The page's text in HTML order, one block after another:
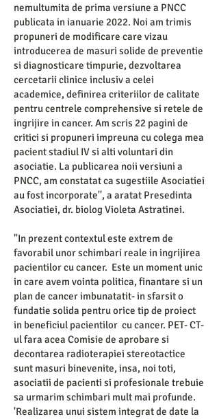
nemultumita de prima versiune a PNCC
publicata in ianuarie 2022. Noi am trimis
propuneri de modificare care vizau
introducerea de masuri solide de preventie
si diagnosticare timpurie, dezvoltarea
cercetarii clinice inclusiv a celei
academice, definirea criteriilor de calitate
pentru centrele comprehensive si retele de
ingrijire in cancer. Am scris 22 pagini de
critici si propuneri impreuna cu colega mea
pacient stadiul IV si alti voluntari din
asociatie. La publicarea noii versiuni a
PNCC, am constatat ca sugestiile Asociatiei
au fost incorporate'', a aratat Presedinta
Asociatiei, dr. biolog Violeta Astratinei.
''In prezent contextul este extrem de
favorabil unor schimbari reale in ingrijirea
pacientilor cu cancer. Este un moment unic
in care avem vointa politica, finantare si un
plan de cancer imbunatatit- in sfarsit o
fundatie solida pentru orice tip de proiect
in beneficiul pacientilor cu cancer. PET- CT-
ul fara acea Comisie de aprobare si
decontarea radioterapiei stereotactice
sunt masuri binevenite, insa, noi toti,
asociatii de pacienti si profesionale trebuie
sa urmarim schimbari mult mai profunde.
'Realizarea unui sistem integrat de date la